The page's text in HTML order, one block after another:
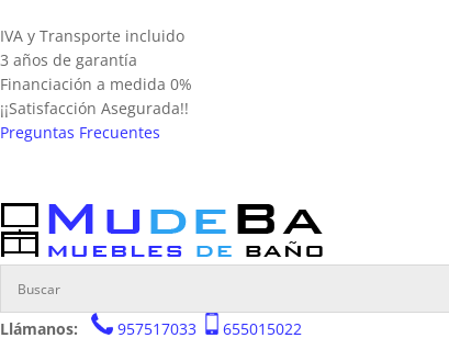
IVA y Transporte incluido
3 años de garantía
Financiación a medida 0%
¡¡Satisfacción Asegurada!!
Preguntas Frecuentes
Llámanos: 957517033
655015022